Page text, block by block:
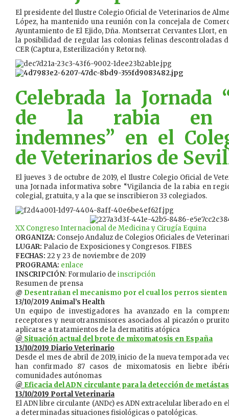
El presidente del Ilustre Colegio Oficial de Veterinarios de
López, ha mantenido una reunión con la concejala de
Ayuntamiento de El Ejido, Dña. Montserrat Cervantes Llort,
la posibilidad de regular las colonias felinas descontroladas
CER (Captura, Esterilización y Retorno).
Celebrada la Jornada
de la rabia en
indemnes” en el
de Veterinarios de
El jueves 3 de octubre de 2019, el Ilustre Colegio Oficial de
una Jornada informativa sobre “Vigilancia de la rabia en
colegial, gratuita, y a la que se inscribieron 33 colegiados.
XX Congreso Internacional de Medicina y Cirugía Equina
ORGANIZA: Consejo Andaluz de Colegios Oficiales de
LUGAR: Palacio de Exposiciones y Congresos. FIBES
FECHAS: 22 y 23 de noviembre de 2019
PROGRAMA: enlace
INSCRIPCIÓN: Formulario de inscripción
Resumen de prensa
@ Desentrañan el mecanismo por el cual los perros sienten
13/10/2019 Animal’s Health
Un equipo de investigadores ha avanzado en la
receptores y neurotransmisores asociados al picazón o
aplicarse a tratamientos de la dermatitis atópica
@ Situación actual del brote de mixomatosis en España
13/10/2019 Diario Veterinario
​Desde el mes de abril de 2019, inicio de la nueva temporada
han confirmado 87 casos de mixomatosis en liebre
comunidades autónomas
@ Eficacia del ADN circulante para la detección de
13/10/2019 Portal Veterinaria
El ADN libre circulante (ANDc) es ADN extracelular liberado en
a determinadas situaciones fisiológicas o patológicas.